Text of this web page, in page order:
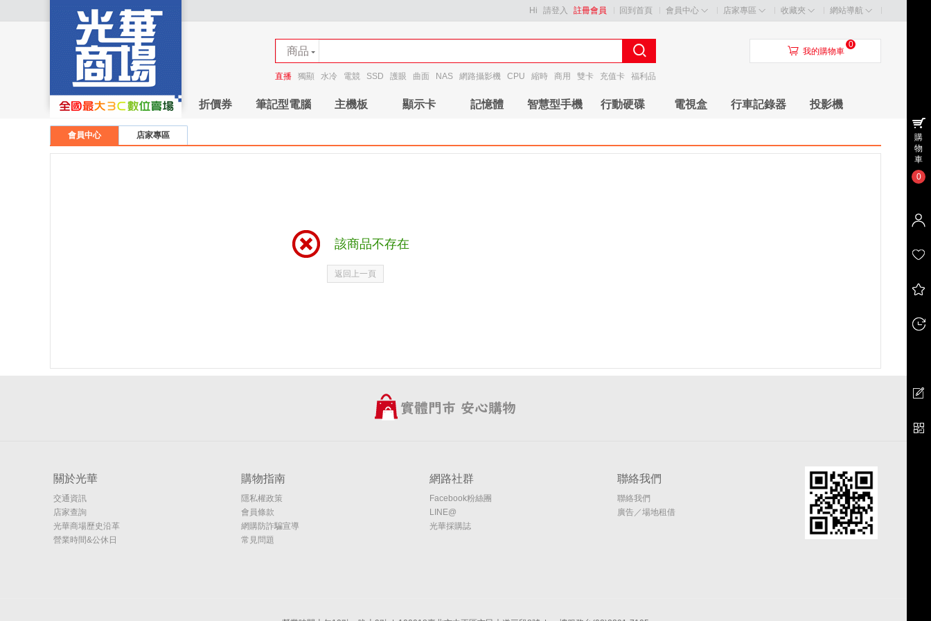
回到首頁 會員中心 店家專區 收藏夾 網站導航
Hi 請登入 註冊會員
商品
商店
直播 獨顯 水冷 電競 SSD 護眼 曲面 NAS 網路攝影機 CPU 縮時 商用 雙卡 充值卡 福利品
󰃦 我的購物車
0
折價券 筆記型電腦 主機板 顯示卡 記憶體 智慧型手機 行動硬碟 電視盒 行車記錄器 投影機
會員中心 店家專區
該商品不存在
返回上一頁
關於光華
交通資訊
店家查詢
光華商場歷史沿革
營業時間&公休日
購物指南
隱私權政策
會員條款
網購防詐騙宣導
常見問題
網路社群
Facebook粉絲團
LINE@
光華採購誌
聯絡我們
聯絡我們
廣告／場地租借
購
物
車
0